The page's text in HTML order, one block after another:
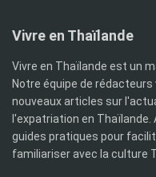
Vivre en Thaïlande
Vivre en Thaïlande est un
Notre équipe de
nouveaux articles sur
l'expatriation en
guides pratiques pour
familiariser avec la culture